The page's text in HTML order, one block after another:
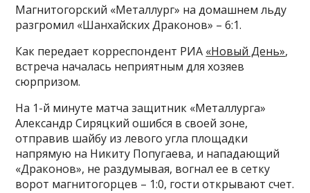
Магнитогорский «Металлург» на домашнем льду
разгромил «Шанхайских Драконов» – 6:1.
Как передает корреспондент РИА «Новый День»,
встреча началась неприятным для хозяев
сюрпризом.
На 1-й минуте матча защитник «Металлурга»
Александр Сиряцкий ошибся в своей зоне,
отправив шайбу из левого угла площадки
напрямую на Никиту Попугаева, и нападающий
«Драконов», не раздумывая, вогнал ее в сетку
ворот магнитогорцев – 1:0, гости открывают счет.